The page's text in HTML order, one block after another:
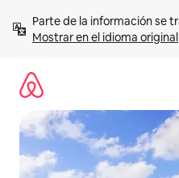
contenidoMostrar en el idioma original